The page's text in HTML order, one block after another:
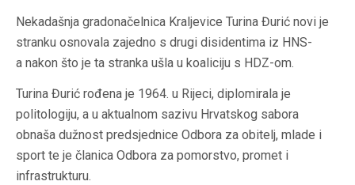
Nekadašnja gradonačelnica Kraljevice Turina Đurić novi je
stranku osnovala zajedno s drugi disidentima iz HNS-
a nakon što je ta stranka ušla u koaliciju s HDZ-om.
Turina Đurić rođena je 1964. u Rijeci, diplomirala je
politologiju, a u aktualnom sazivu Hrvatskog sabora
obnaša dužnost predsjednice Odbora za obitelj, mlade i
sport te je članica Odbora za pomorstvo, promet i
infrastrukturu.